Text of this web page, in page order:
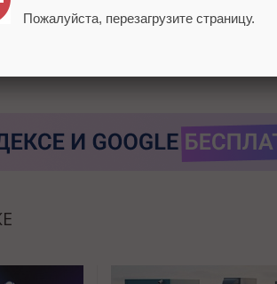
Пожалуйста, перезагрузите страницу.